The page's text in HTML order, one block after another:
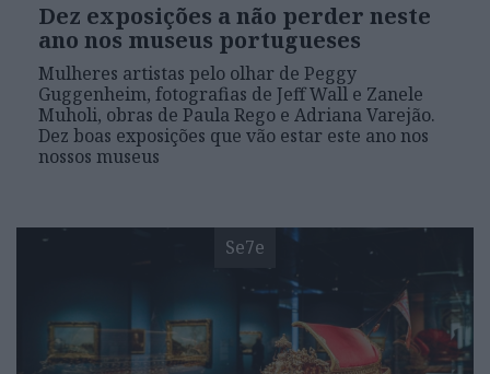
Dez exposições a não perder neste
ano nos museus portugueses
Mulheres artistas pelo olhar de Peggy
Guggenheim, fotografias de Jeff Wall e Zanele
Muholi, obras de Paula Rego e Adriana Varejão.
Dez boas exposições que vão estar este ano nos
nossos museus
Se7e